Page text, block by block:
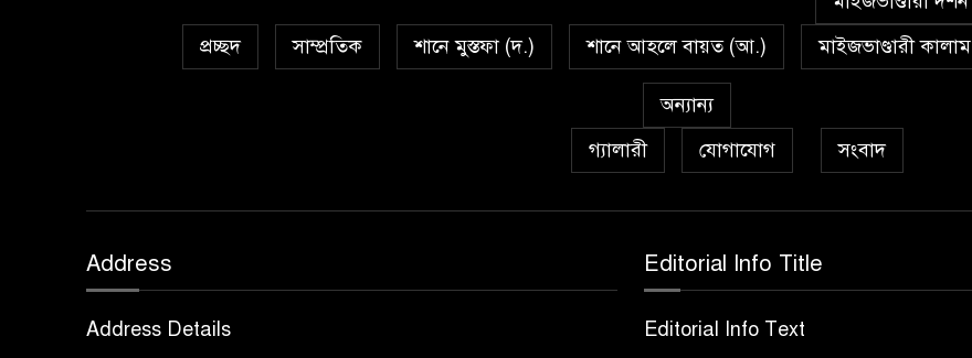
প্রচ্ছদ সাম্প্রতিক শানে মুস্তফা (দ.) শানে আহলে বায়ত (আ.)
মাইজভাণ্ডারী কালাম
অন্যান্য
গ্যালারী
যোগাযোগ সংবাদ
Address
Address Details
Editorial Info Title
Editorial Info Text